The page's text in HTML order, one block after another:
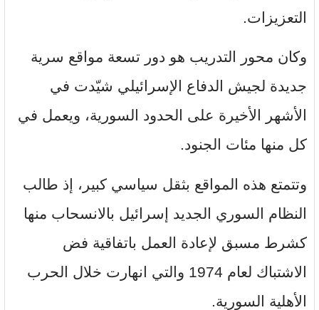
التعزيزات.
وكان محور التدريب هو دور تسعة مواقع سرية
جديدة لجيش الدفاع الإسرائيلي شيّدت في
الأشهر الأخيرة على الحدود السورية، ويعمل في
كل منها مئات الجنود.
وتتمتع هذه المواقع بثقل سياسي كبير، إذ طالب
النظام السوري الجديد إسرائيل بالانسحاب منها
كشرط مسبق لإعادة العمل باتفاقية فض
الاشتباك لعام 1974 والتي انهارت خلال الحرب
الأهلية السورية.